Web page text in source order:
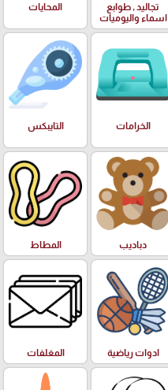
تجاليد , طوابع
اسماء واليوميات
المحايات
الخرامات التايبكس
دباديب المطاط
ادوات رياضية المغلفات